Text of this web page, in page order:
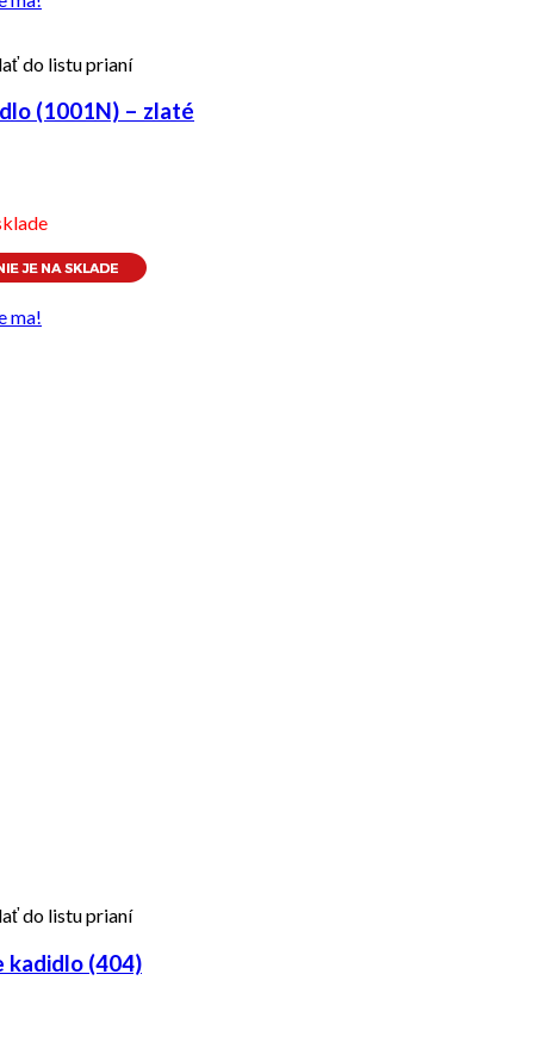
do listu prianí
(1001N) – zlaté
ma!
do listu prianí
kadidlo (404)